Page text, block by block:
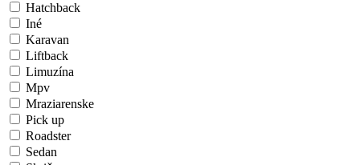
Hatchback
Iné
Karavan
Liftback
Limuzína
Mpv
Mraziarenske
Pick up
Roadster
Sedan